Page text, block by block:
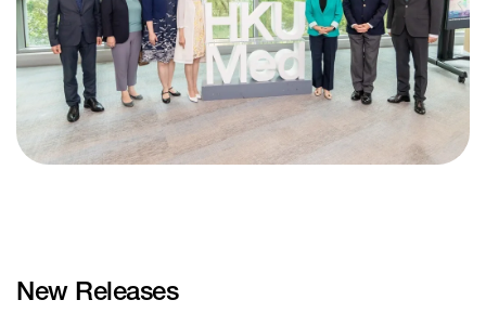
New Releases